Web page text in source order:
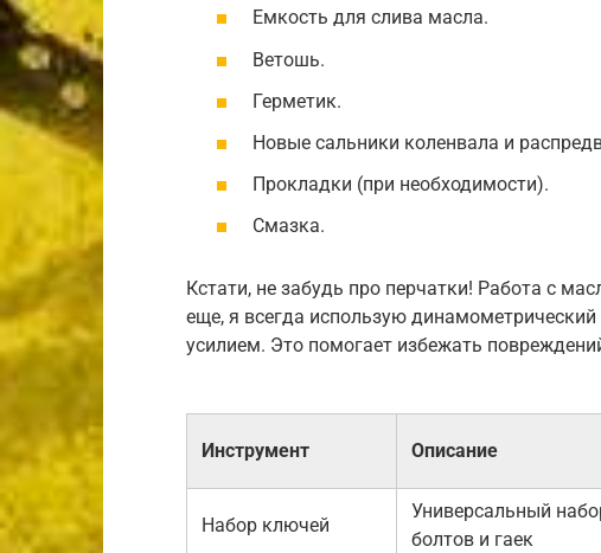
Емкость для слива масла.
Ветошь.
Герметик.
Новые сальники коленвала и
Прокладки (при необходимости).
Смазка.
Кстати, не забудь про перчатки! Работа с
еще, я всегда использую
усилием. Это помогает избежать
Инструмент Описание
Набор ключей
Универсальный
болтов и гаек